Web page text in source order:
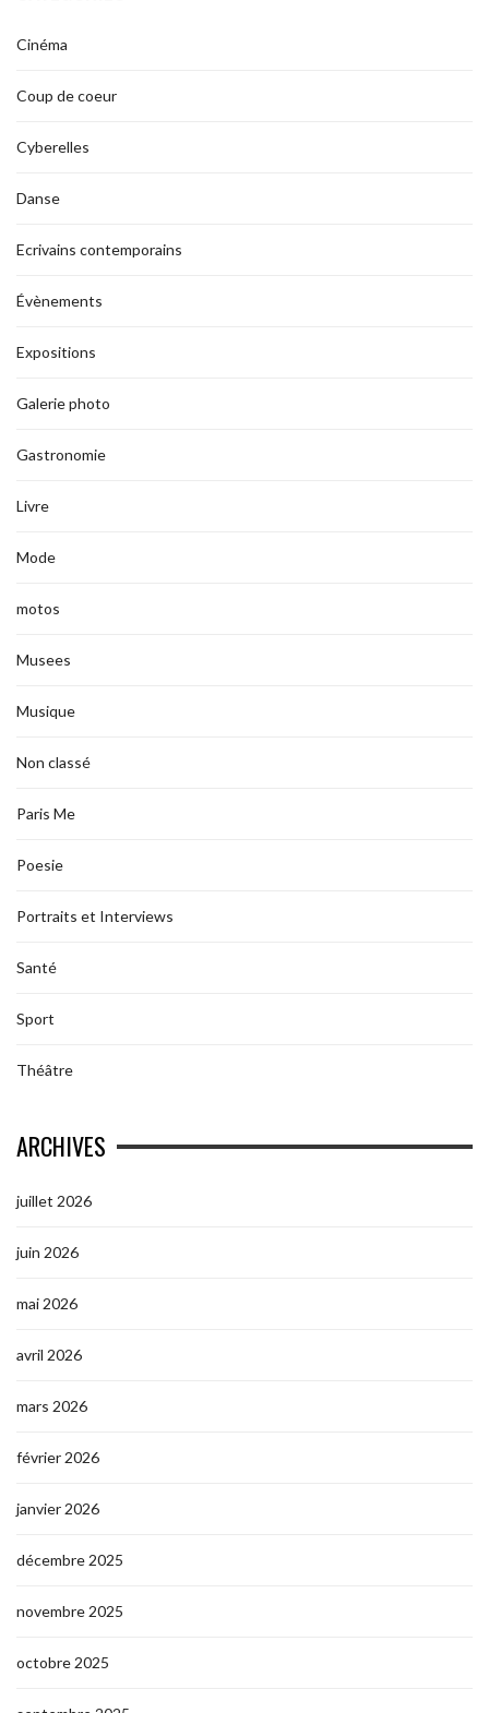
Cinéma
Coup de coeur
Cyberelles
Danse
Ecrivains contemporains
Évènements
Expositions
Galerie photo
Gastronomie
Livre
Mode
motos
Musees
Musique
Non classé
Paris Me
Poesie
Portraits et Interviews
Santé
Sport
Théâtre
ARCHIVES
juillet 2026
juin 2026
mai 2026
avril 2026
mars 2026
février 2026
janvier 2026
décembre 2025
novembre 2025
octobre 2025